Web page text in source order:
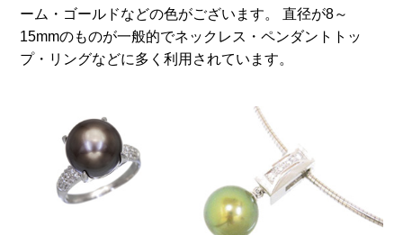
ーム・ゴールドなどの色がございます。 直径が8～
15mmのものが一般的でネックレス・ペンダントトッ
プ・リングなどに多く利用されています。